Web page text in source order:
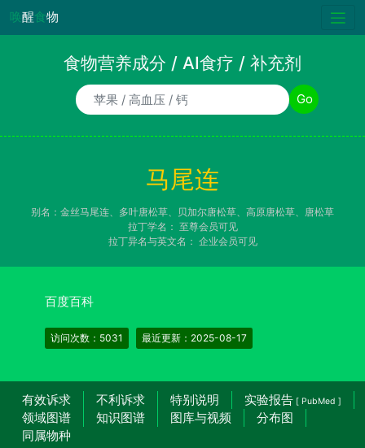
唤醒食物
食物营养成分 / AI食疗 / 补充剂
食物/AI食疗诉求/补充剂名称 Go
马尾连
别名：金丝马尾连、多叶唐松草、贝加尔唐松草、高原唐松草、唐松草
拉丁学名： 至尊会员可见
拉丁异名与英文名： 企业会员可见
百度百科
访问次数：5031 最近更新：2025-08-17
有效诉求 不利诉求 特别说明 实验报告 [ PubMed ]
领域图谱 知识图谱 图库与视频
分布图
同属物种